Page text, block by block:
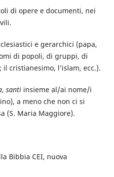
di opere e documenti, nei
e gerarchici (papa,
di popoli, di gruppi, di
cristianesimo, l’islam, ecc.).
, santiinsieme al/ai nome/i
a meno che non ci si
(S. Maria Maggiore).
Bibbia CEI, nuova